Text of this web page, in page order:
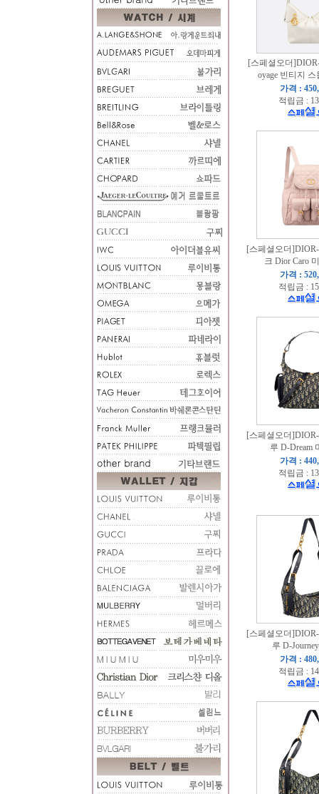
[스페셜오더
oyage 빈티지
가격 :
적립금 :
[스페셜오더
크 Dior Caro
가격 :
적립금 :
[스페셜오더
루 D-Dream
가격 :
적립금 :
[스페셜오더
루 D-
가격 :
적립금 :